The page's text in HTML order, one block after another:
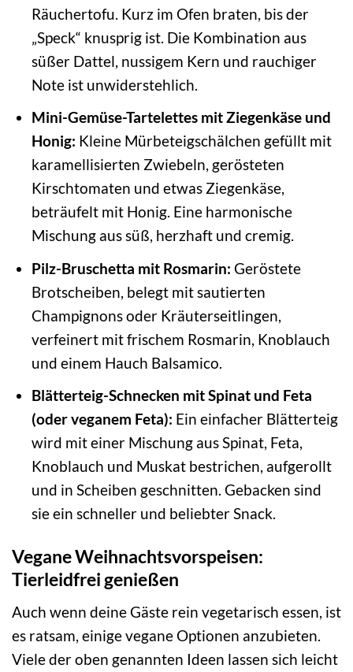
Räuchertofu. Kurz im Ofen braten, bis der
„Speck“ knusprig ist. Die Kombination aus
süßer Dattel, nussigem Kern und rauchiger
Note ist unwiderstehlich.
Mini-Gemüse-Tartelettes mit Ziegenkäse und
Honig: Kleine Mürbeteigschälchen gefüllt mit
karamellisierten Zwiebeln, gerösteten
Kirschtomaten und etwas Ziegenkäse,
beträufelt mit Honig. Eine harmonische
Mischung aus süß, herzhaft und cremig.
Pilz-Bruschetta mit Rosmarin: Geröstete
Brotscheiben, belegt mit sautierten
Champignons oder Kräuterseitlingen,
verfeinert mit frischem Rosmarin, Knoblauch
und einem Hauch Balsamico.
Blätterteig-Schnecken mit Spinat und Feta
(oder veganem Feta): Ein einfacher Blätterteig
wird mit einer Mischung aus Spinat, Feta,
Knoblauch und Muskat bestrichen, aufgerollt
und in Scheiben geschnitten. Gebacken sind
sie ein schneller und beliebter Snack.
Vegane Weihnachtsvorspeisen:
Tierleidfrei genießen
Auch wenn deine Gäste rein vegetarisch essen, ist
es ratsam, einige vegane Optionen anzubieten.
Viele der oben genannten Ideen lassen sich leicht